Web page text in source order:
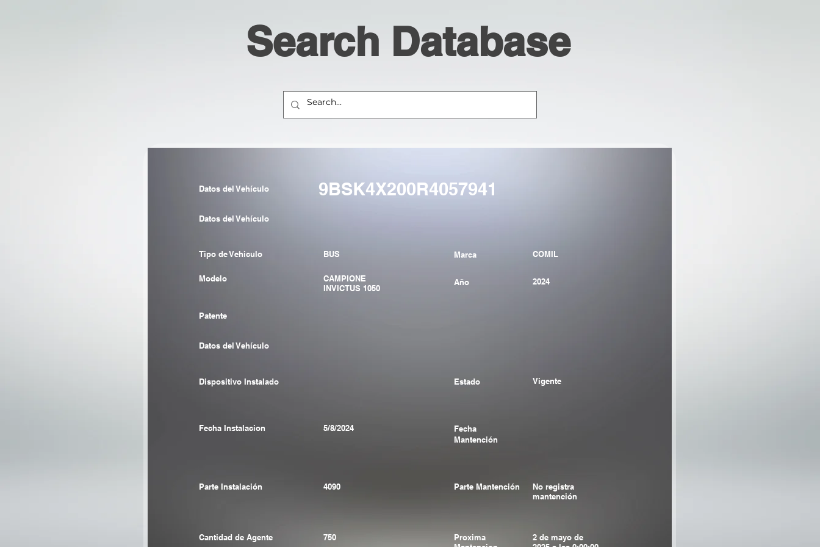
Search Database
9BSK4X200R4057941
Datos del Vehículo
Datos del Vehículo
Tipo de Vehiculo
Modelo
Patente
BUS
CAMPIONE
INVICTUS 1050
Marca COMIL
Año 2024
Datos del Vehículo
Dispositivo Instalado
Fecha Instalacion 5/8/2024
Estado Vigente
Fecha
Mantención
Parte Instalación
Cantidad de Agente
4090
750
Parte Mantención
No registra
mantención
Proxima
2 de mayo de